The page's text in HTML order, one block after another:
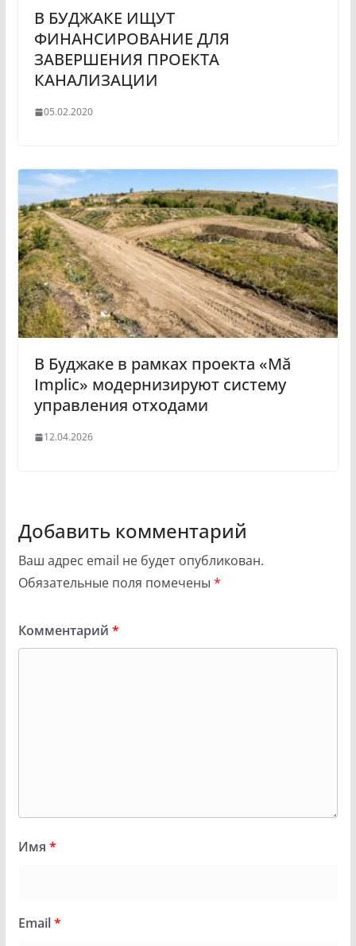
В БУДЖАКЕ ИЩУТ
ФИНАНСИРОВАНИЕ ДЛЯ
ЗАВЕРШЕНИЯ ПРОЕКТА
КАНАЛИЗАЦИИ
05.02.2020
В Буджаке в рамках проекта «Mă
Implic» модернизируют систему
управления отходами
12.04.2026
Добавить комментарий
Ваш адрес email не будет опубликован.
Обязательные поля помечены *
Комментарий *
Имя *
Email*